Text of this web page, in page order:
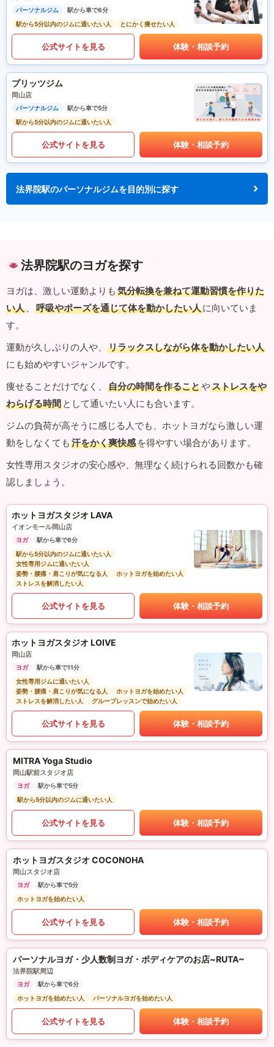
パーソナルジム
駅から車で6分
駅から5分以内のジムに通いたい人
とにかく痩せたい人
公式サイトを見る 体験・相談予約
プリッツジム
岡山店
パーソナルジム
駅から車で5分
駅から5分以内のジムに通いたい人
公式サイトを見る 体験・相談予約
法界院駅のパーソナルジムを目的別に探す
法界院駅のヨガを探す
ヨガは、激しい運動よりも 気分転換を兼ねて運動習慣を作りた
い人 、 呼吸やポーズを通じて体を動かしたい人に向いていま
す。
運動が久しぶりの人や、
リラックスしながら体を動かしたい人
にも始めやすいジャンルです。
痩せることだけでなく、
自分の時間を作ることやストレスをや
わらげる時間 として通いたい人にも合います。
ジムの負荷が高そうに感じる人でも、ホットヨガなら激しい運
動をしなくても 汗をかく爽快感 を得やすい場合があります。
女性専用スタジオの安心感や、無理なく続けられる回数かも確
認しましょう。
ホットヨガスタジオ LAVA
イオンモール岡山店
ヨガ
駅から車で6分
駅から5分以内のジムに通いたい人
女性専用ジムに通いたい人
姿勢・腰痛・肩こりが気になる人
ホットヨガを始めたい人
ストレスを解消したい人
公式サイトを見る 体験・相談予約
ホットヨガスタジオ LOIVE
岡山店
ヨガ
駅から車で11分
女性専用ジムに通いたい人
姿勢・腰痛・肩こりが気になる人
ホットヨガを始めたい人
ストレスを解消したい人
グループレッスンで始めたい人
公式サイトを見る 体験・相談予約
MITRA Yoga Studio
岡山駅前スタジオ店
ヨガ
駅から車で5分
駅から5分以内のジムに通いたい人
公式サイトを見る 体験・相談予約
ホットヨガスタジオ COCONOHA
岡山スタジオ店
ヨガ
駅から車で5分
ホットヨガを始めたい人
公式サイトを見る 体験・相談予約
パーソナルヨガ・少人数制ヨガ・ボディケアのお店~RUTA~
法界院駅周辺
ヨガ
駅から車で6分
ホットヨガを始めたい人
パーソナルヨガを始めたい人
公式サイトを見る 体験・相談予約